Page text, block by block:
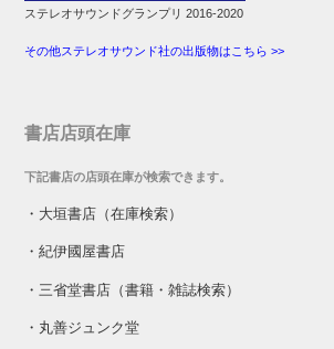
ステレオサウンドグランプリ 2016-2020
その他ステレオサウンド社の出版物はこちら >>
書店店頭在庫
下記書店の店頭在庫が検索できます。
・ 大垣書店（在庫検索）
・紀伊國屋書店
・ 三省堂書店（書籍・雑誌検索）
・ 丸善ジュンク堂